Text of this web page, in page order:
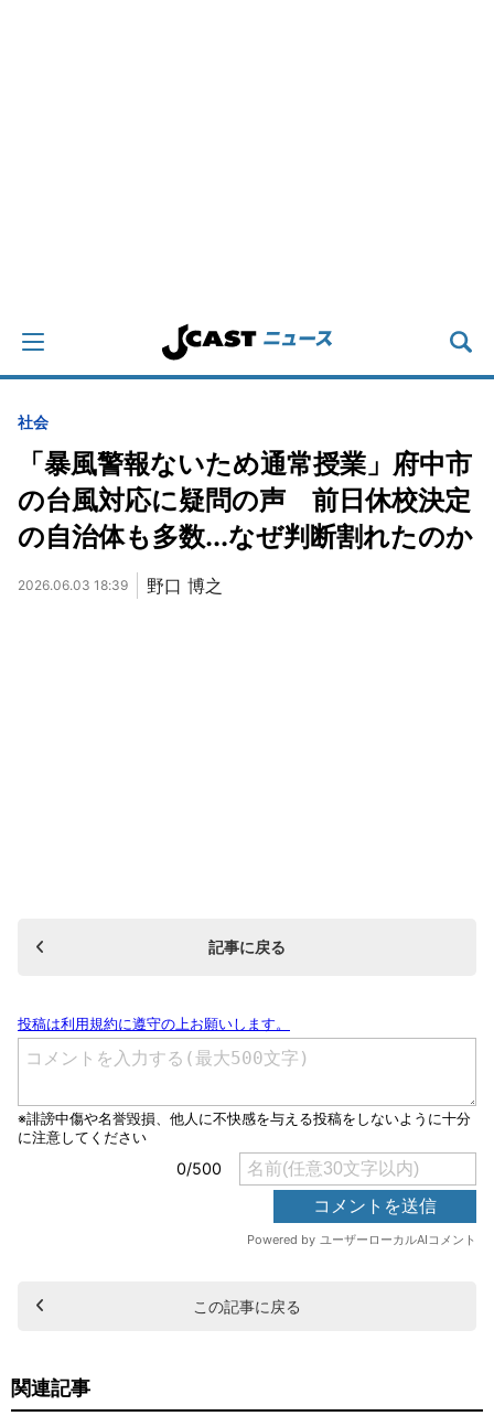
社会
「暴風警報ないため通常授業」府中市
の台風対応に疑問の声 前日休校決定
の自治体も多数...なぜ判断割れたのか
2026.06.03 18:39 野口 博之
記事に戻る
この記事に戻る
関連記事